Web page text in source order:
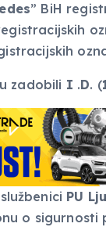
” BiH
zadobili I .D. (
PU
o sigurnosti